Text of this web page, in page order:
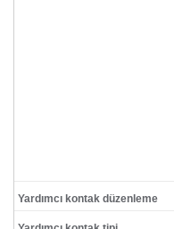
Yardımcı kontak düzenleme